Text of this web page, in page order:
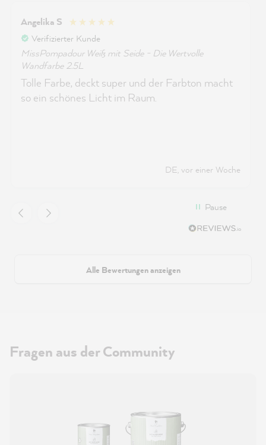
Angelika S
Verifizierter Kunde
MissPompadour Weiß mit Seide - Die Wertvolle
Wandfarbe 2.5L
Tolle Farbe, deckt super und der Farbton macht
so ein schönes Licht im Raum.
DE, vor einer Woche
Pause
Alle Bewertungen anzeigen
Fragen aus der Community